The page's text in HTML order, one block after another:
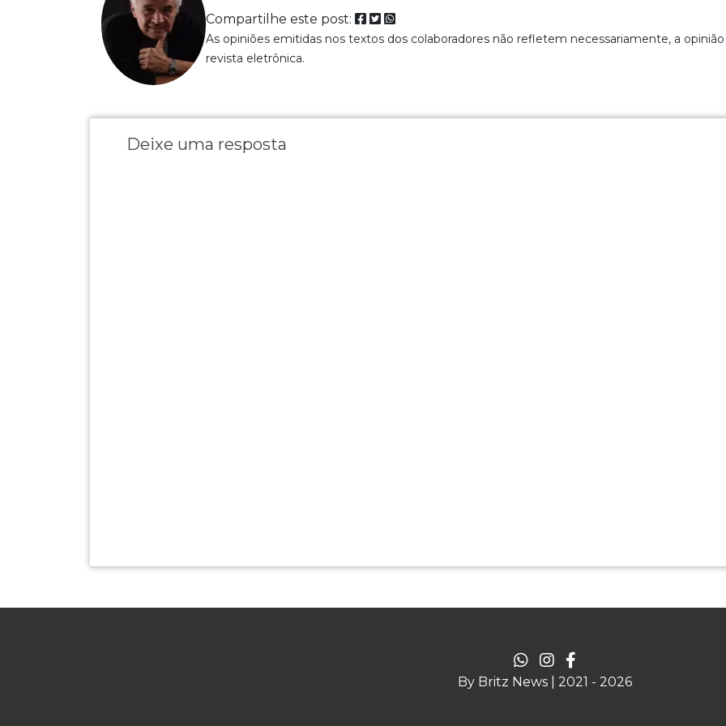
Compartilhe este post:
As opiniões emitidas nos textos dos colaboradores não refletem necessariamente, a
revista eletrônica.
Deixe uma resposta
By Britz News | 2021 - 2026